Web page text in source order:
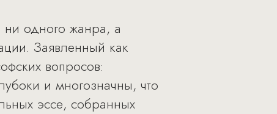
ни одного жанра, а
Заявленный как
вопросов:
и многозначны, что
эссе, собранных